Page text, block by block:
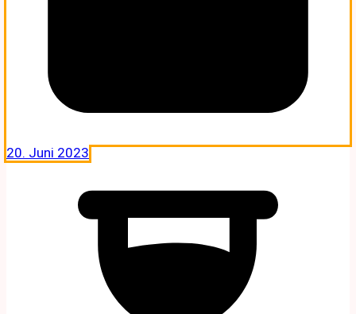
20. Juni 2023